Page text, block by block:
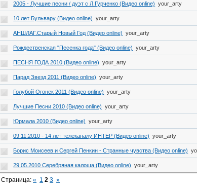
2005 - Лучшие песни / дуэт с Л.Гурченко (Видео online) your_arty
10 лет Бульвару (Видео online) your_arty
АНШЛАГ.Старый Новый Год (Видео online) your_arty
Рождественская "Песенка года" (Видео online) your_arty
ПЕСНЯ ГОДА 2010 (Видео online) your_arty
Парад Звезд 2011 (Видео online) your_arty
Голубой Огонек 2011 (Видео online) your_arty
Лучшие Песни 2010 (Видео online) your_arty
Юрмала 2010 (Видео online) your_arty
09.11.2010 - 14 лет телеканалу ИНТЕР (Видео online) your_arty
Борис Моисеев и Сергей Пенкин - Странные чувства (Видео online)
29.05.2010 Серебряная калоша (Видео online) your_arty
Страница:« 1 2 3 »